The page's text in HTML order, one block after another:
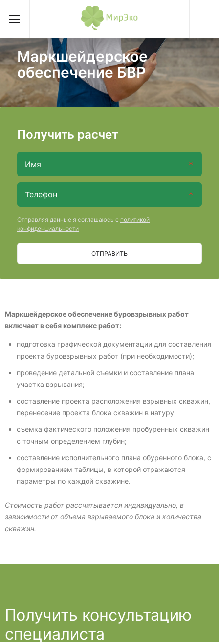
Маркшейдерское
обеспечение БВР
Получить расчет
Отправляя данные я соглашаюсь с политикой
конфиденциальности
ОТПРАВИТЬ
Маркшейдерское обеспечение буровзрывных работ
включает в себя комплекс работ:
подготовка графической документации для составления
проекта буровзрывных работ (при необходимости);
проведение детальной съемки и составление плана
участка взрывания;
составление проекта расположения взрывных скважин,
перенесение проекта блока скважин в натуру;
съемка фактического положения пробуренных скважин
с точным определением глубин;
составление исполнительного плана обуренного блока, с
формированием таблицы, в которой отражаются
параметры по каждой скважине.
Стоимость работ рассчитывается индивидуально, в
зависимости от объема взрываемого блока и количества
скважин.
Получить консультацию
специалиста